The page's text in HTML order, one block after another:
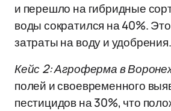
и перешло на гибридные
воды сократился на 40%.
затраты на воду и удобрения.
Кейс 2: Агроферма в
полей и своевременного
пестицидов на 30%, что